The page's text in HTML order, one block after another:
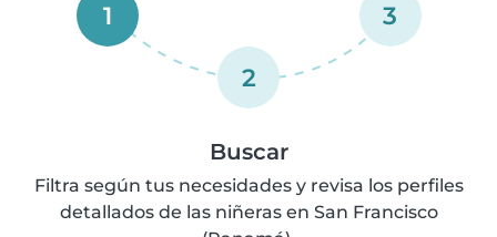
1
2
3
Buscar
Filtra según tus necesidades y revisa los perfiles
detallados de las niñeras en San Francisco